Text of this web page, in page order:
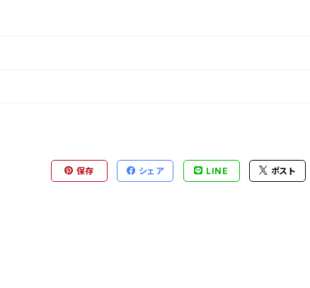
保存 シェア LINE ポスト